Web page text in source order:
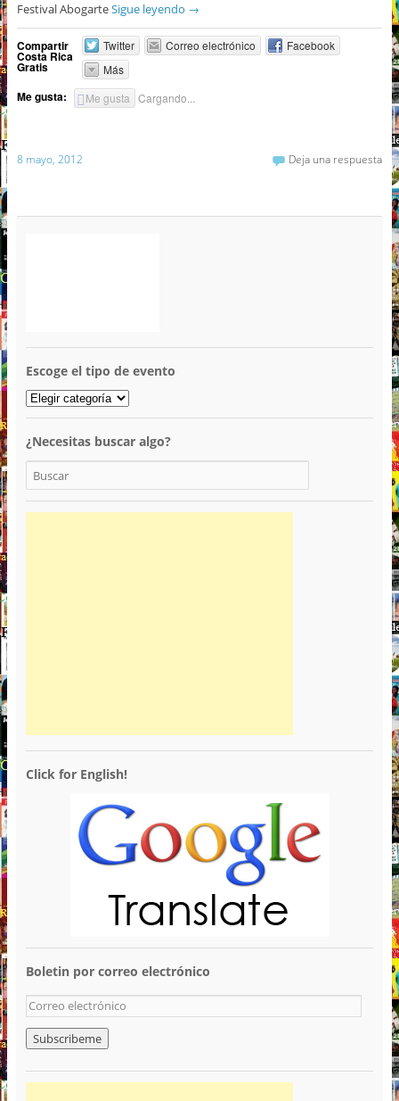
Festival AbogarteSigue leyendo →
Compartir
Costa Rica
Gratis
Twitter Correo electrónico
Facebook
Más
Me gusta: Me gusta Cargando...
8 mayo, 2012 Deja una respuesta
Escoge el tipo de evento
¿Necesitas buscar algo?
Click for English!
Boletin por correo electrónico